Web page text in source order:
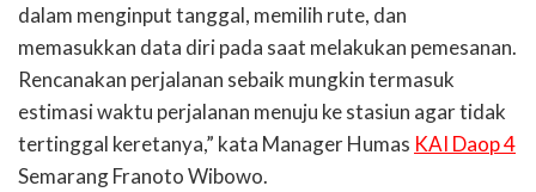
dalam menginput tanggal, memilih rute, dan
memasukkan data diri pada saat melakukan pemesanan.
Rencanakan perjalanan sebaik mungkin termasuk
estimasi waktu perjalanan menuju ke stasiun agar tidak
tertinggal keretanya,” kata Manager Humas KAI Daop 4
Semarang Franoto Wibowo.